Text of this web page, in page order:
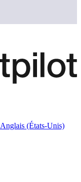
Anglais (États-Unis)